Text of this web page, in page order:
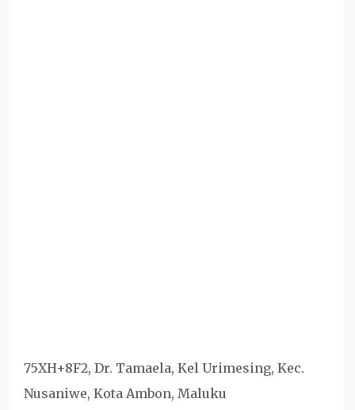
75XH+8F2, Dr. Tamaela, Kel Urimesing, Kec.
Nusaniwe, Kota Ambon, Maluku